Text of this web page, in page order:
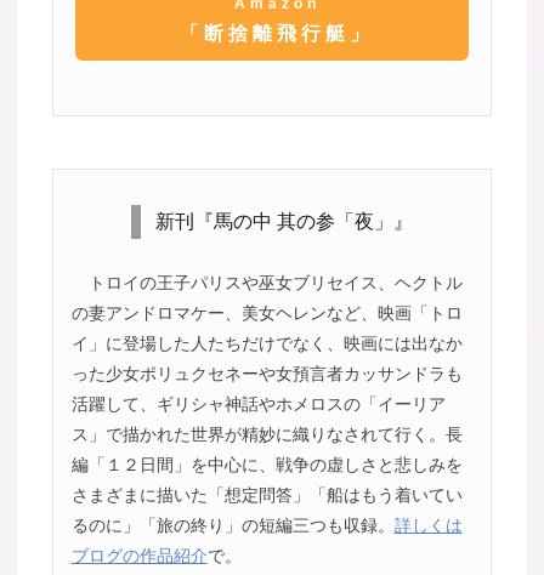
Amazon
「断捨離飛行艇」
新刊『馬の中 其の参「夜」』
トロイの王子パリスや巫女ブリセイス、ヘクトル
の妻アンドロマケー、美女ヘレンなど、映画「トロ
イ」に登場した人たちだけでなく、映画には出なか
った少女ポリュクセネーや女預言者カッサンドラも
活躍して、ギリシャ神話やホメロスの「イーリア
ス」で描かれた世界が精妙に織りなされて行く。長
編「１２日間」を中心に、戦争の虚しさと悲しみを
さまざまに描いた「想定問答」「船はもう着いてい
るのに」「旅の終り」の短編三つも収録。 詳しくは
ブログの作品紹介で。